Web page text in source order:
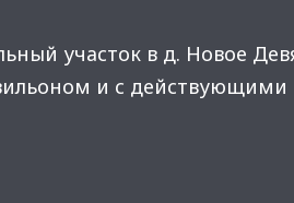
участок в д. Новое
и с действующими